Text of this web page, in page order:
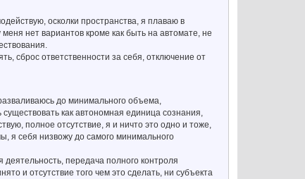
осколки пространства, я плаваю в
нет вариантов кроме как быть на автомате, не
сброс ответственности за себя, отключение от
до минимального объема,
как автономная единица сознания,
полное отсутствие, я и ничто это одно и тоже,
я себя низвожу до самого минимального
деятельность, передача полного контроля
и отсутствие того чем это сделать, ни субъекта